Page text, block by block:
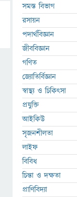
সমস্ত বিভাগ
রসায়ন
পদার্থবিজ্ঞান
জীববিজ্ঞান
গণিত
জ্যোতির্বিজ্ঞান
স্বাস্থ্য ও চিকিৎসা
প্রযুক্তি
আইকিউ
সৃজনশীলতা
লাইফ
বিবিধ
চিন্তা ও দক্ষতা
প্রাণিবিদ্যা